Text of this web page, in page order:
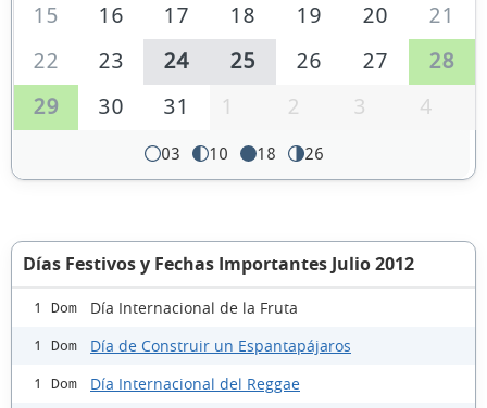
15
16 17 18 19 20
21
22
23 24 25 26 27
28
29
30 31 1 2 3 4
03 10 18 26
Días Festivos y Fechas Importantes Julio 2012
1 Dom Día Internacional de la Fruta
1 Dom Día de Construir un Espantapájaros
1 Dom Día Internacional del Reggae